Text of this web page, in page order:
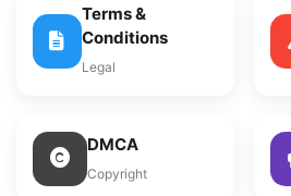
Terms &
Conditions
Legal
DMCA
Copyright